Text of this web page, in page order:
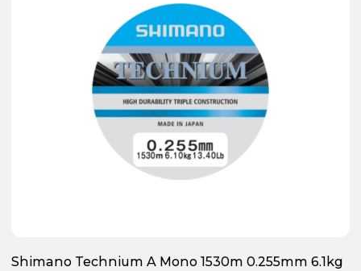
Shimano Technium A Mono 1530m 0.255mm 6.1kg